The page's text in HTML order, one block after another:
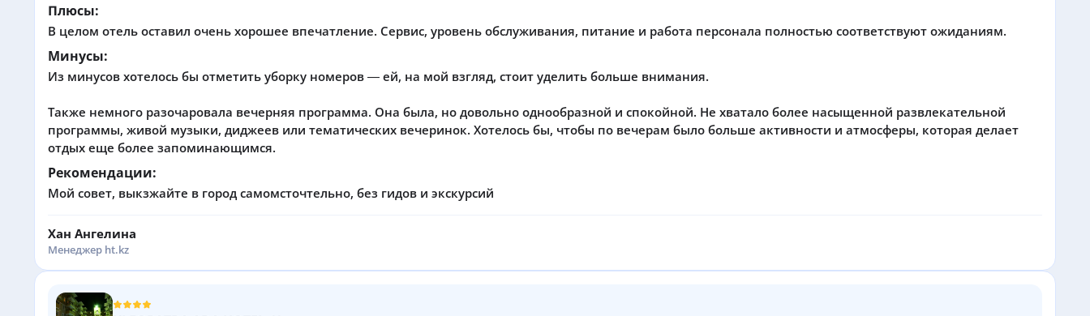
Плюсы:
В целом отель оставил очень хорошее впечатление. Сервис, уровень обслуживания, питание и работа персонала полностью соответствуют ожиданиям.
Минусы:
Из минусов хотелось бы отметить уборку номеров — ей, на мой взгляд, стоит уделить больше внимания.
Также немного разочаровала вечерняя программа. Она была, но довольно однообразной и спокойной. Не хватало более насыщенной развлекательной
программы, живой музыки, диджеев или тематических вечеринок. Хотелось бы, чтобы по вечерам было больше активности и атмосферы, которая делает
отдых еще более запоминающимся.
Рекомендации:
Мой совет, выкзжайте в город самомсточтельно, без гидов и экскурсий
Хан Ангелина
Менеджер ht.kz